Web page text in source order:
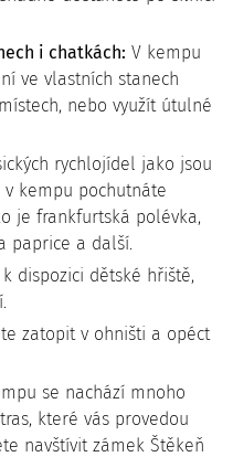
i chatkách: V kempu
ve vlastních stanech
nebo využít útulné
rychlojídel jako jsou
kempu pochutnáte
je frankfurtská polévka,
paprice a další.
dispozici dětské hřiště,
zatopit v ohništi a opéct
se nachází mnoho
které vás provedou
navštívit zámek Štěkeň